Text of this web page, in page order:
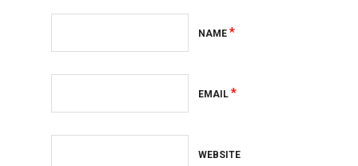
NAME *
EMAIL *
WEBSITE